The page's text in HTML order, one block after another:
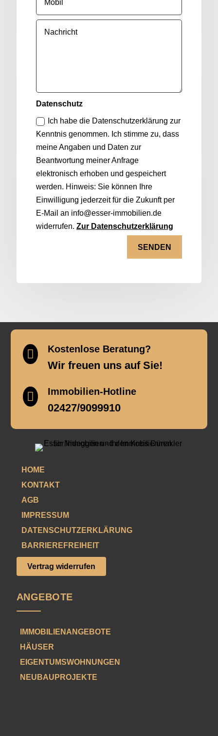
Datenschutz
Ich habe die Datenschutzerklärung zur
Kenntnis genommen. Ich stimme zu, dass
meine Angaben und Daten zur
Beantwortung meiner Anfrage
elektronisch erhoben und gespeichert
werden. Hinweis: Sie können Ihre
Einwilligung jederzeit für die Zukunft per
E-Mail an info@esser-immobilien.de
widerrufen. Zur Datenschutzerklärung
SENDEN
 Kostenlose Beratung?
Wir freuen uns auf Sie!
 Immobilien-Hotline
02427/9099910
HOME
KONTAKT
AGB
IMPRESSUM
DATENSCHUTZERKLÄRUNG
BARRIEREFREIHEIT
Vertrag widerrufen
ANGEBOTE
IMMOBILIENANGEBOTE
HÄUSER
EIGENTUMSWOHNUNGEN
NEUBAUPROJEKTE